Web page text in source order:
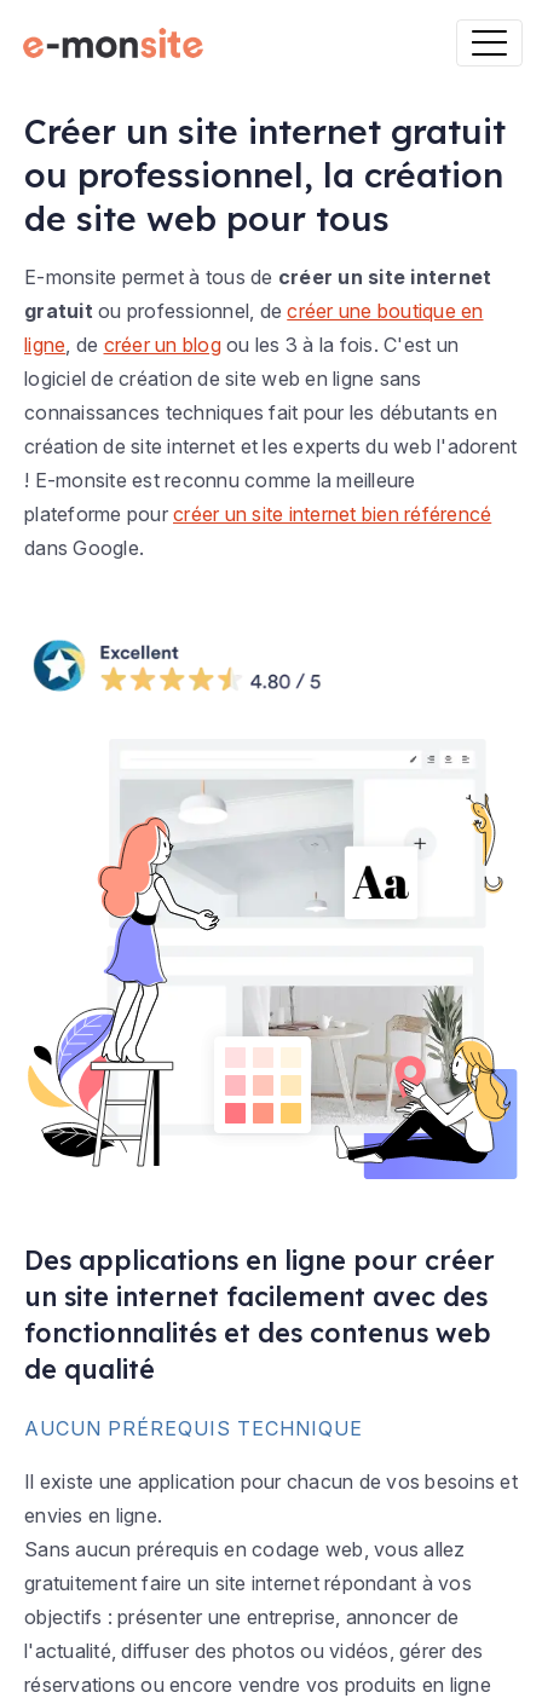
Créer un site internet gratuit
ou professionnel, la création
de site web pour tous
E-monsite permet à tous de créer un site internet
gratuit ou professionnel, decréer une boutique en
ligne , de créer un blogou les 3 à la fois. C'est un
logiciel de création de site web en ligne sans
connaissances techniques fait pour les débutants en
création de site internet et les experts du web l'adorent
! E-monsite est reconnu comme la meilleure
plateforme pour créer un site internet bien référencé
dans Google.
Des applications en ligne pour créer
un site internet facilement avec des
fonctionnalités et des contenus web
de qualité
AUCUN PRÉREQUIS TECHNIQUE
Il existe une application pour chacun de vos besoins et
envies en ligne.
Sans aucun prérequis en codage web, vous allez
gratuitement faire un site internet répondant à vos
objectifs : présenter une entreprise, annoncer de
l'actualité, diffuser des photos ou vidéos, gérer des
réservations ou encore vendre vos produits en ligne